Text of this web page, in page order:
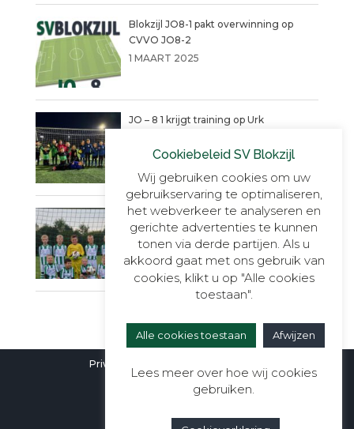
Blokzijl JO8-1 pakt overwinning op
CVVO JO8-2
1 MAART 2025
JO – 8 1 krijgt training op Urk
JO8-1 schittert in nieuwe tenues
dankzij Van den Berg Kalveren
16 OKTOBER 2024
Privacyverklaring
Cookiebeleid SV Blokzijl
Wij gebruiken cookies om uw
gebruikservaring te optimaliseren,
het webverkeer te analyseren en
gerichte advertenties te kunnen
tonen via derde partijen. Als u
akkoord gaat met ons gebruik van
cookies, klikt u op "Alle cookies
toestaan".
Alle cookies toestaan Afwijzen
Lees meer over hoe wij cookies
gebruiken.